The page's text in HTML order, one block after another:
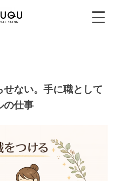
ない。手に職として
の仕事